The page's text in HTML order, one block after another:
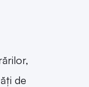
de